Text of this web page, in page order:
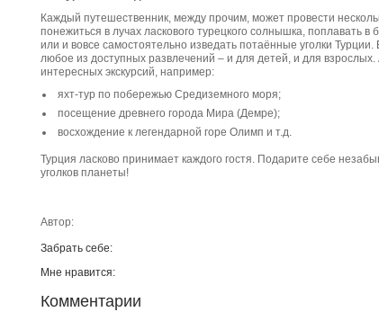
Каждый путешественник, между прочим, может провести
понежиться в лучах ласкового турецкого солнышка, поплавать
или и вовсе самостоятельно изведать потаённые уголки
любое из доступных развлечений – и для детей, и для
интересных экскурсий, например:
яхт-тур по побережью Средиземного моря;
посещение древнего города Мира (Демре);
восхождение к легендарной горе Олимп и т.д.
Турция ласково принимает каждого гостя. Подарите себе
уголков планеты!
Автор:
Забрать себе:
Мне нравится:
Комментарии